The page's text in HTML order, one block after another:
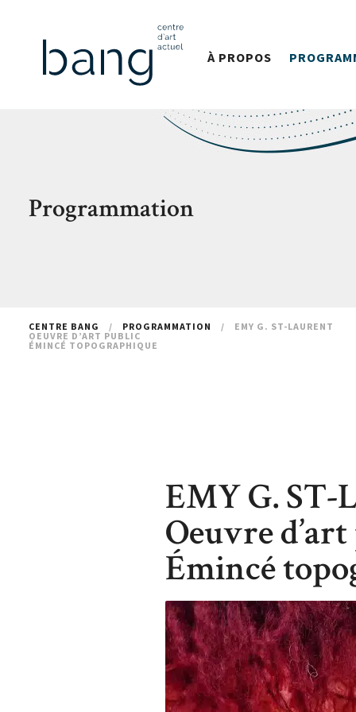
À PROPOS
Programmation
CENTRE BANG / PROGRAMMATION /
EMY G. ST-LAURENT
OEUVRE D’ART PUBLIC
ÉMINCÉ TOPOGRAPHIQUE
EMY G.
Oeuvre
Émincé